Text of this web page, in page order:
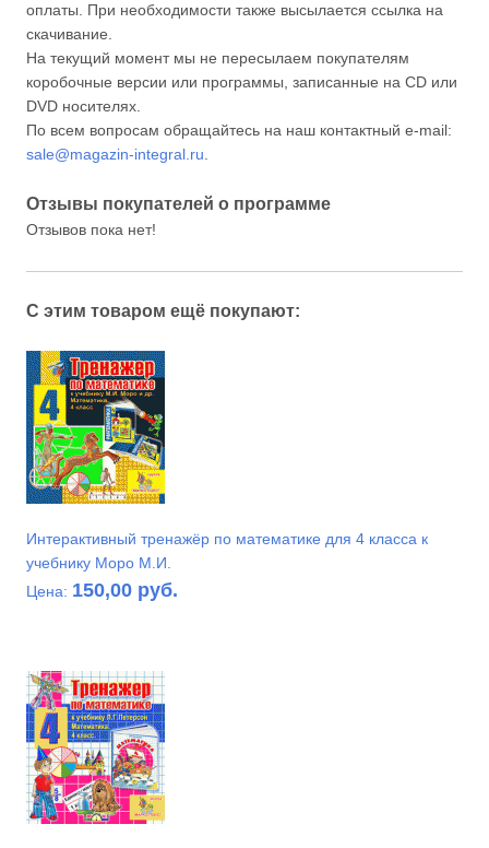
оплаты. При необходимости также высылается ссылка на
скачивание.
На текущий момент мы не пересылаем покупателям
коробочные версии или программы, записанные на CD или
DVD носителях.
По всем вопросам обращайтесь на наш контактный e-mail:
sale@magazin-integral.ru.
Отзывы покупателей о программе
Отзывов пока нет!
С этим товаром ещё покупают:
Интерактивный тренажёр по математике для 4 класса к
учебнику Моро М.И.
Цена: 150,00 руб.